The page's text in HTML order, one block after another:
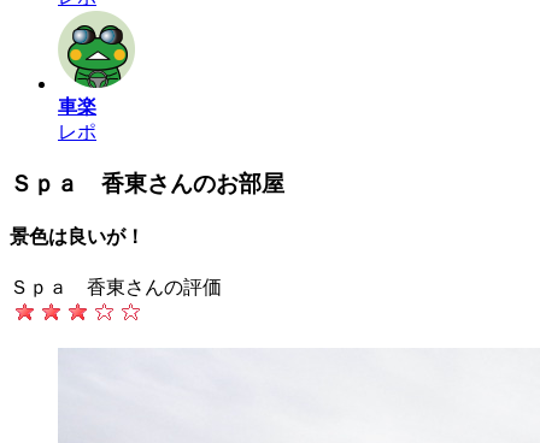
車楽
レポ
Ｓｐａ 香東さんのお部屋
景色は良いが！
Ｓｐａ 香東さんの評価